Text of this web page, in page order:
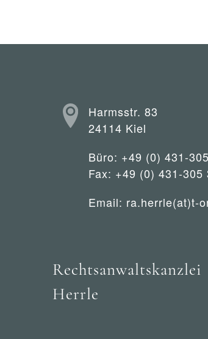
Harmsstr. 83
24114 Kiel
Büro: +49 (0) 431-
Fax: +49 (0) 431-305
Email: ra.herrle(at)t-
Rechtsanwaltskanzlei
Herrle